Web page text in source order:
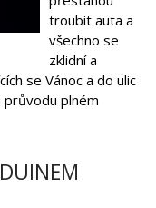
troubit auta a
všechno se
zklidní a
se Vánoc a do ulic
plném